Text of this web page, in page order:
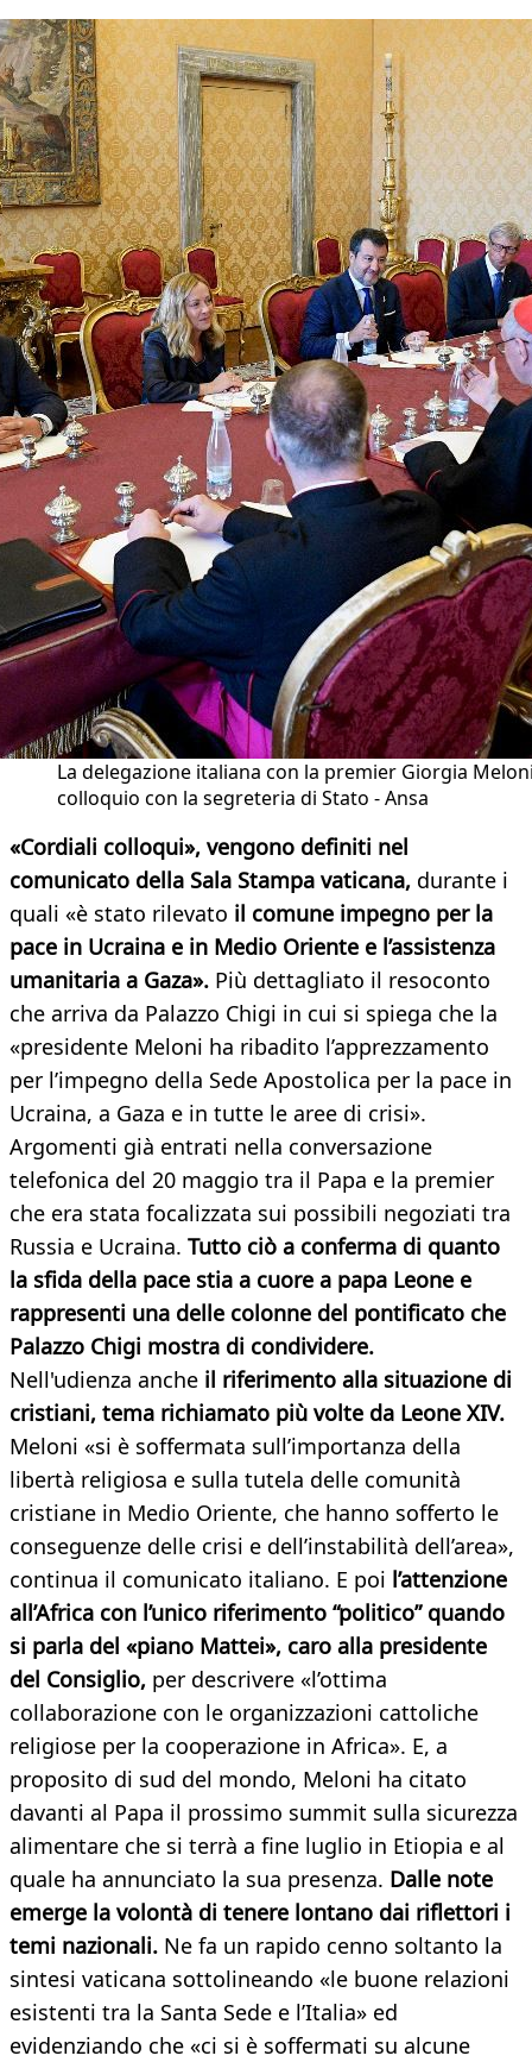
La delegazione italiana con la premier Giorgia
colloquio con la segreteria di Stato - Ansa
«Cordiali colloqui», vengono definiti nel
comunicato della Sala Stampa vaticana, durante i
quali «è stato rilevato il comune impegno per la
pace in Ucraina e in Medio Oriente e l’assistenza
umanitaria a Gaza». Più dettagliato il resoconto
che arriva da Palazzo Chigi in cui si spiega che la
«presidente Meloni ha ribadito l’apprezzamento
per l’impegno della Sede Apostolica per la pace in
Ucraina, a Gaza e in tutte le aree di crisi».
Argomenti già entrati nella conversazione
telefonica del 20 maggio tra il Papa e la premier
che era stata focalizzata sui possibili negoziati tra
Russia e Ucraina. Tutto ciò a conferma di quanto
la sfida della pace stia a cuore a papa Leone e
rappresenti una delle colonne del pontificato che
Palazzo Chigi mostra di condividere.
Nell'udienza anche il riferimento alla situazione di
cristiani, tema richiamato più volte da Leone XIV.
Meloni «si è soffermata sull’importanza della
libertà religiosa e sulla tutela delle comunità
cristiane in Medio Oriente, che hanno sofferto le
conseguenze delle crisi e dell’instabilità dell’area»,
continua il comunicato italiano. E poi l’attenzione
all’Africa con l’unico riferimento “politico” quando
si parla del «piano Mattei», caro alla presidente
del Consiglio, per descrivere «l’ottima
collaborazione con le organizzazioni cattoliche
religiose per la cooperazione in Africa». E, a
proposito di sud del mondo, Meloni ha citato
davanti al Papa il prossimo summit sulla sicurezza
alimentare che si terrà a fine luglio in Etiopia e al
quale ha annunciato la sua presenza. Dalle note
emerge la volontà di tenere lontano dai riflettori i
temi nazionali. Ne fa un rapido cenno soltanto la
sintesi vaticana sottolineando «le buone relazioni
esistenti tra la Santa Sede e l’Italia» ed
evidenziando che «ci si è soffermati su alcune